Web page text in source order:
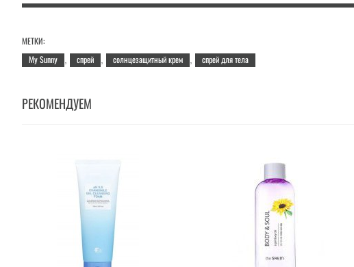
МЕТКИ:
My Sunny
спрей солнцезащитный крем спрей для тела
РЕКОМЕНДУЕМ